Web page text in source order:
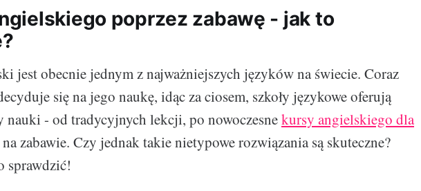
poprzez zabawę - jak to
jest obecnie jednym z najważniejszych języków na świecie. Coraz
się na jego naukę, idąc za ciosem, szkoły językowe oferują
nauki - od tradycyjnych lekcji, po nowoczesnekursy angielskiego dla
zabawie. Czy jednak takie nietypowe rozwiązania są skuteczne?
sprawdzić!